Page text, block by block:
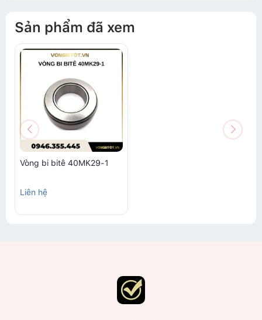
Sản phẩm đã xem
Vòng bi bitê 40MK29-1
Liên hệ